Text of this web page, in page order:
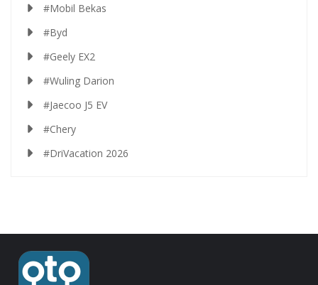
#Mobil Bekas
#Byd
#Geely EX2
#Wuling Darion
#Jaecoo J5 EV
#Chery
#DriVacation 2026